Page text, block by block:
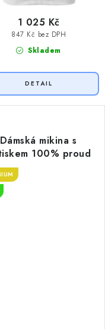
Skladem
847 Kč bez DPH
1 025 Kč
Dámská mikina s
100% proud